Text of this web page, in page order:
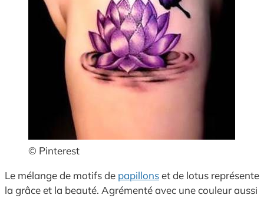
© Pinterest
Le mélange de motifs de papillonset de lotus représente
la grâce et la beauté. Agrémenté avec une couleur aussi